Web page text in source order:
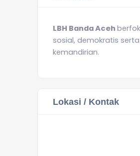
LBH Banda Aceh
sosial, demokratis
kemandirian.
Lokasi / Kontak